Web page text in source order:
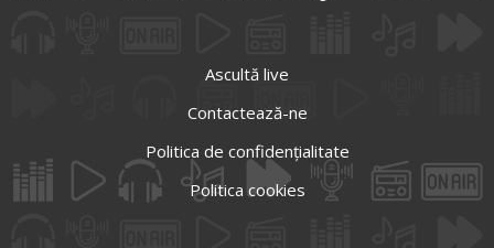
Ascultă live
Contactează-ne
Politica de confidențialitate
Politica cookies